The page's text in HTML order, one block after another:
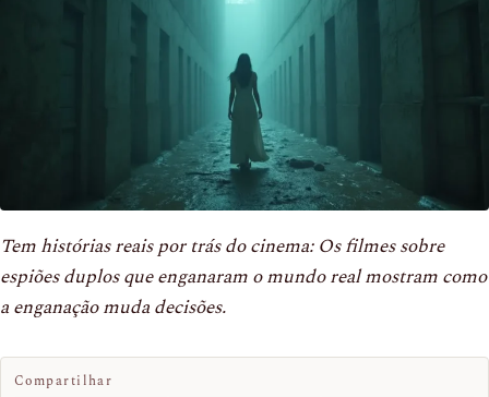
Tem histórias reais por trás do cinema: Os filmes sobre
espiões duplos que enganaram o mundo real mostram como
a enganação muda decisões.
Compartilhar